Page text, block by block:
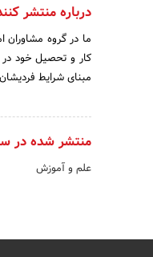
درباره منتشر
ما در گروه مشاوران
کار و تحصیل خود
مبنای شرایط
منتشر شده در
علم و آموزش